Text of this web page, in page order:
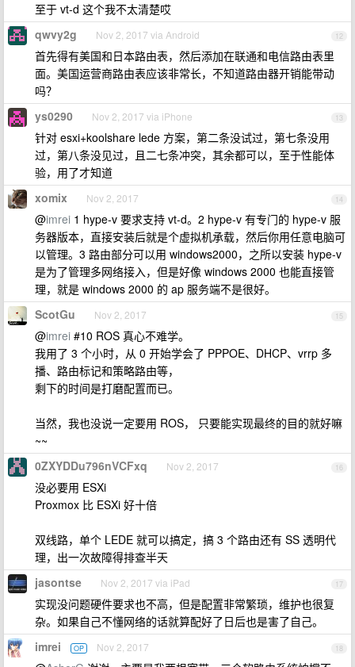
至于 vt-d 这个我不太清楚哎
12
qwvy2g Nov 2, 2017 via Android
首先得有美国和日本路由表，然后添加在联通和电信路由表里
面。美国运营商路由表应该非常长，不知道路由器开销能带动
吗？
13
ys0290 Nov 2, 2017 via iPhone
针对 esxi+koolshare lede 方案，第二条没试过，第七条没用
过，第八条没见过，且二七条冲突，其余都可以，至于性能体
验，用了才知道
14
xomix Nov 2, 2017
@imrei 1 hype-v 要求支持 vt-d。2 hype-v 有专门的 hype-v 服
务器版本，直接安装后就是个虚拟机承载，然后你用任意电脑可
以管理。3 路由部分可以用 windows2000，之所以安装 hype-v
是为了管理多网络接入，但是好像 windows 2000 也能直接管
理，就是 windows 2000 的 ap 服务端不是很好。
15
ScotGu Nov 2, 2017
@imrei #10 ROS 真心不难学。
我用了 3 个小时，从 0 开始学会了 PPPOE、DHCP、vrrp 多
播、路由标记和策略路由等，
剩下的时间是打磨配置而已。
当然，我也没说一定要用 ROS， 只要能实现最终的目的就好嘛
~~
16
0ZXYDDu796nVCFxq Nov 2, 2017
没必要用 ESXi
Proxmox 比 ESXi 好十倍
双线路，单个 LEDE 就可以搞定，搞 3 个路由还有 SS 透明代
理，出一次故障得排查半天
17
jasontse Nov 2, 2017 via iPad
实现没问题硬件要求也不高，但是配置非常繁琐，维护也很复
杂。如果自己不懂网络的话就算配好了日后也是害了自己。
18
imrei OP Nov 2, 2017